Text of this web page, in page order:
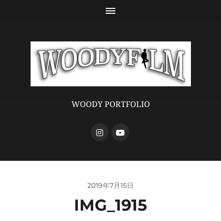
WOODY PORTFOLIO
2019年7月15日
IMG_1915